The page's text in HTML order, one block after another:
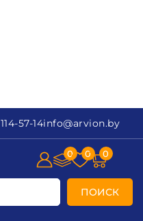
114-57-14info@arvion.by
ПОИСК
0 0 0